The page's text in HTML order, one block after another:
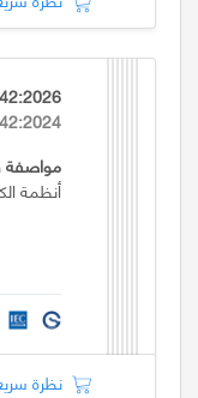
مواصفة
أنظمة
نظرة